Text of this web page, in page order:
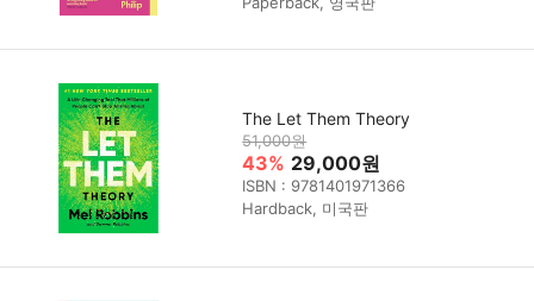
The Let Them Theory
51,000원
43% 29,000원
ISBN : 9781401971366
Hardback, 미국판